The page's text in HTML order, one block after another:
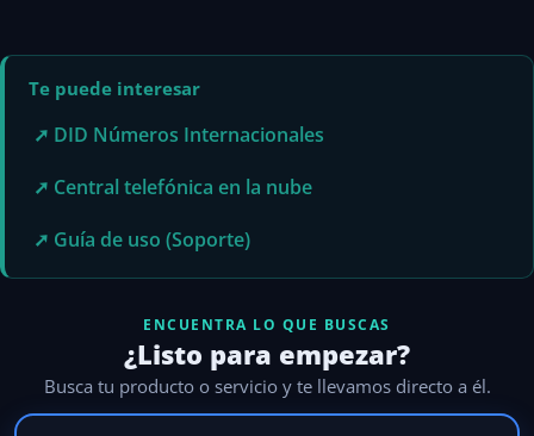
Te puede interesar
➚ DID Números Internacionales
➚ Central telefónica en la nube
➚ Guía de uso (Soporte)
ENCUENTRA LO QUE BUSCAS
¿Listo para empezar?
Busca tu producto o servicio y te llevamos directo a él.